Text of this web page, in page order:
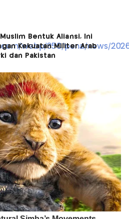
Bentuk Aliansi, Ini
Kekuatan Militer Arab
dan Pakistan